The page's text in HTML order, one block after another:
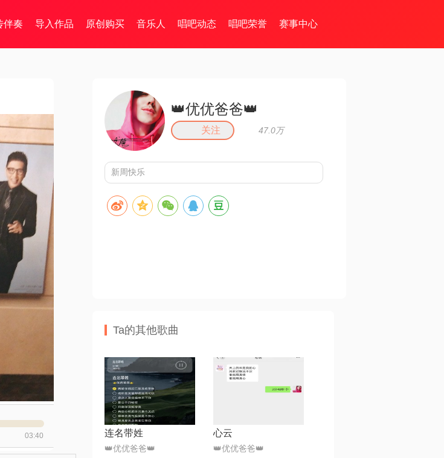
伴奏 导入作品 原创购买 音乐人 唱吧动态 唱吧荣誉 赛事中心
03:40
👑优优爸爸👑
关注 47.0万
新周快乐
Ta的其他歌曲
连名带姓
👑优优爸爸👑
心云
👑优优爸爸👑